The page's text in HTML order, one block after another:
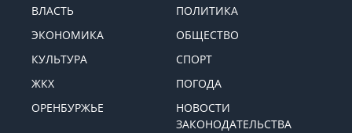
ВЛАСТЬ
ПОЛИТИКА
ЭКОНОМИКА
ОБЩЕСТВО
КУЛЬТУРА
СПОРТ
ЖКХ
ПОГОДА
ОРЕНБУРЖЬЕ
НОВОСТИ
ЗАКОНОДАТЕЛЬСТВА